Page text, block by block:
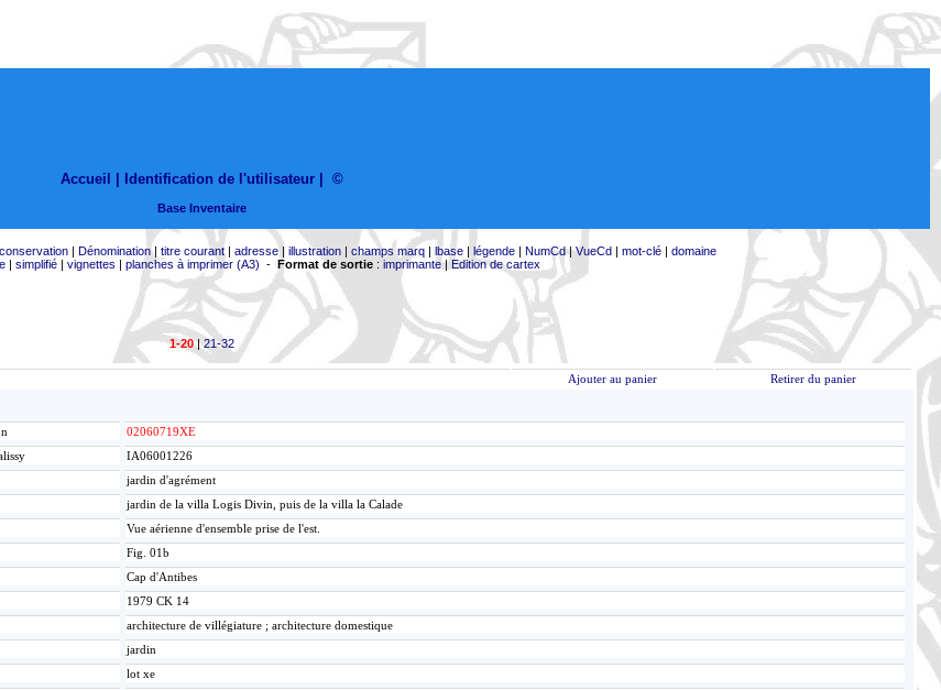
Accueil | Identification de l'utilisateur ©
Base Inventaire
| Dénomination| titre courant| adresse| illustration| champs marq| lbase| légende| NumCd|VueCd| mot-clé| domaine
| simplifié| vignettes | planches à imprimer (A3) - Format de sortie: imprimante|Edition de cartex
1-20|21-32
Ajouter au panier Retirer du panier
02060719XE
IA06001226
jardin d'agrément
jardin de la villa Logis Divin, puis de la villa la Calade
Vue aérienne d'ensemble prise de l'est.
Fig. 01b
Cap d'Antibes
1979 CK 14
architecture de villégiature ; architecture domestique
jardin
lot xe